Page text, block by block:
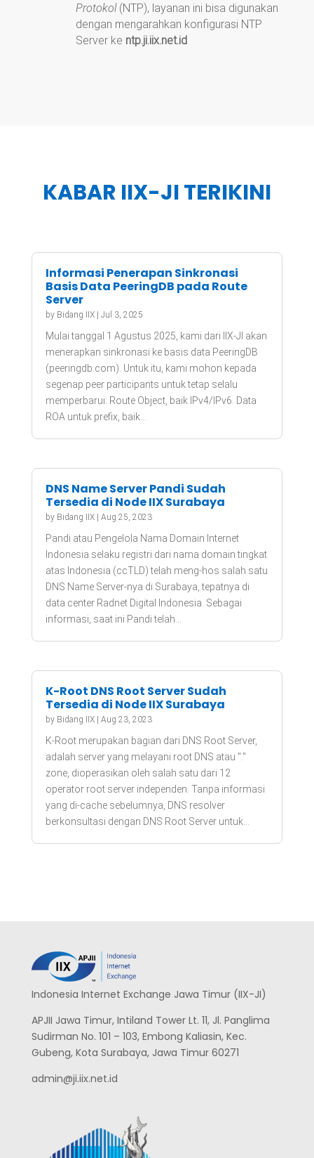
Protokol(NTP), layanan ini bisa digunakan
dengan mengarahkan konfigurasi NTP
Server ke ntp.ji.iix.net.id
KABAR IIX-JI TERIKINI
Informasi Penerapan Sinkronasi
Basis Data PeeringDB pada Route
Server
by Bidang IIX| Jul 3, 2025
Mulai tanggal 1 Agustus 2025, kami dari IIX-JI akan
menerapkan sinkronasi ke basis data PeeringDB
(peeringdb.com). Untuk itu, kami mohon kepada
segenap peer participants untuk tetap selalu
memperbarui: Route Object, baik IPv4/IPv6. Data
ROA untuk prefix, baik...
DNS Name Server Pandi Sudah
Tersedia di Node IIX Surabaya
by Bidang IIX| Aug 25, 2023
Pandi atau Pengelola Nama Domain Internet
Indonesia selaku registri dari nama domain tingkat
atas Indonesia (ccTLD) telah meng-hos salah satu
DNS Name Server-nya di Surabaya, tepatnya di
data center Radnet Digital Indonesia. Sebagai
informasi, saat ini Pandi telah...
K-Root DNS Root Server Sudah
Tersedia di Node IIX Surabaya
by Bidang IIX| Aug 23, 2023
K-Root merupakan bagian dari DNS Root Server,
adalah server yang melayani root DNS atau "."
zone, dioperasikan oleh salah satu dari 12
operator root server independen. Tanpa informasi
yang di-cache sebelumnya, DNS resolver
berkonsultasi dengan DNS Root Server untuk...
Indonesia Internet Exchange Jawa Timur (IIX-JI)
APJII Jawa Timur, Intiland Tower Lt. 11, Jl. Panglima
Sudirman No. 101 – 103, Embong Kaliasin, Kec.
Gubeng, Kota Surabaya, Jawa Timur 60271
admin@ji.iix.net.id